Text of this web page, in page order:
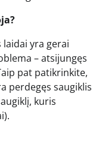
yra gerai
– atsijungęs
pat patikrinkite,
perdegęs saugiklis
kuris